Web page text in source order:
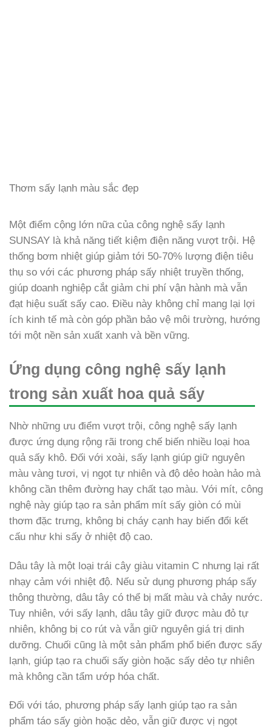
Thơm sấy lạnh màu sắc đẹp
Một điểm cộng lớn nữa của công nghệ sấy lạnh
SUNSAY là khả năng tiết kiệm điện năng vượt trội. Hệ
thống bơm nhiệt giúp giảm tới 50-70% lượng điện tiêu
thụ so với các phương pháp sấy nhiệt truyền thống,
giúp doanh nghiệp cắt giảm chi phí vận hành mà vẫn
đạt hiệu suất sấy cao. Điều này không chỉ mang lại lợi
ích kinh tế mà còn góp phần bảo vệ môi trường, hướng
tới một nền sản xuất xanh và bền vững.
Ứng dụng công nghệ sấy lạnh
trong sản xuất hoa quả sấy
Nhờ những ưu điểm vượt trội, công nghệ sấy lạnh
được ứng dụng rộng rãi trong chế biến nhiều loại hoa
quả sấy khô. Đối với xoài, sấy lạnh giúp giữ nguyên
màu vàng tươi, vị ngọt tự nhiên và độ dẻo hoàn hảo mà
không cần thêm đường hay chất tạo màu. Với mít, công
nghệ này giúp tạo ra sản phẩm mít sấy giòn có mùi
thơm đặc trưng, không bị cháy cạnh hay biến đổi kết
cấu như khi sấy ở nhiệt độ cao.
Dâu tây là một loại trái cây giàu vitamin C nhưng lại rất
nhạy cảm với nhiệt độ. Nếu sử dụng phương pháp sấy
thông thường, dâu tây có thể bị mất màu và chảy nước.
Tuy nhiên, với sấy lạnh, dâu tây giữ được màu đỏ tự
nhiên, không bị co rút và vẫn giữ nguyên giá trị dinh
dưỡng. Chuối cũng là một sản phẩm phổ biến được sấy
lạnh, giúp tạo ra chuối sấy giòn hoặc sấy dẻo tự nhiên
mà không cần tẩm ướp hóa chất.
Đối với táo, phương pháp sấy lạnh giúp tạo ra sản
phẩm táo sấy giòn hoặc dẻo, vẫn giữ được vị ngọt